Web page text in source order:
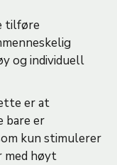
tilføre
og individuell
er at
bare er
kun stimulerer
med høyt